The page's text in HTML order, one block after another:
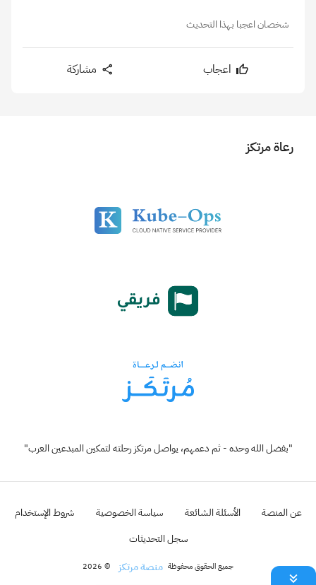
شخصان اعجبا بهذا التحديث
اعجاب مشاركة
رعاة مرتكز
"بفضل الله وحده - ثم دعمهم، يواصل مرتكز رحلته لتمكين المبدعين العرب"
عن المنصة الأسئلة الشائعة سياسة الخصوصية
شروط الإستخدام
سجل التحديثات
جميع الحقوق محفوظة منصة مرتكز © 2026